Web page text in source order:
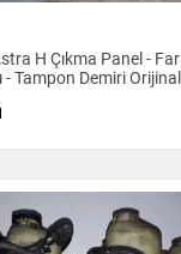
H Çıkma Panel - Far
Yuvası - Tampon Demiri Orijinal